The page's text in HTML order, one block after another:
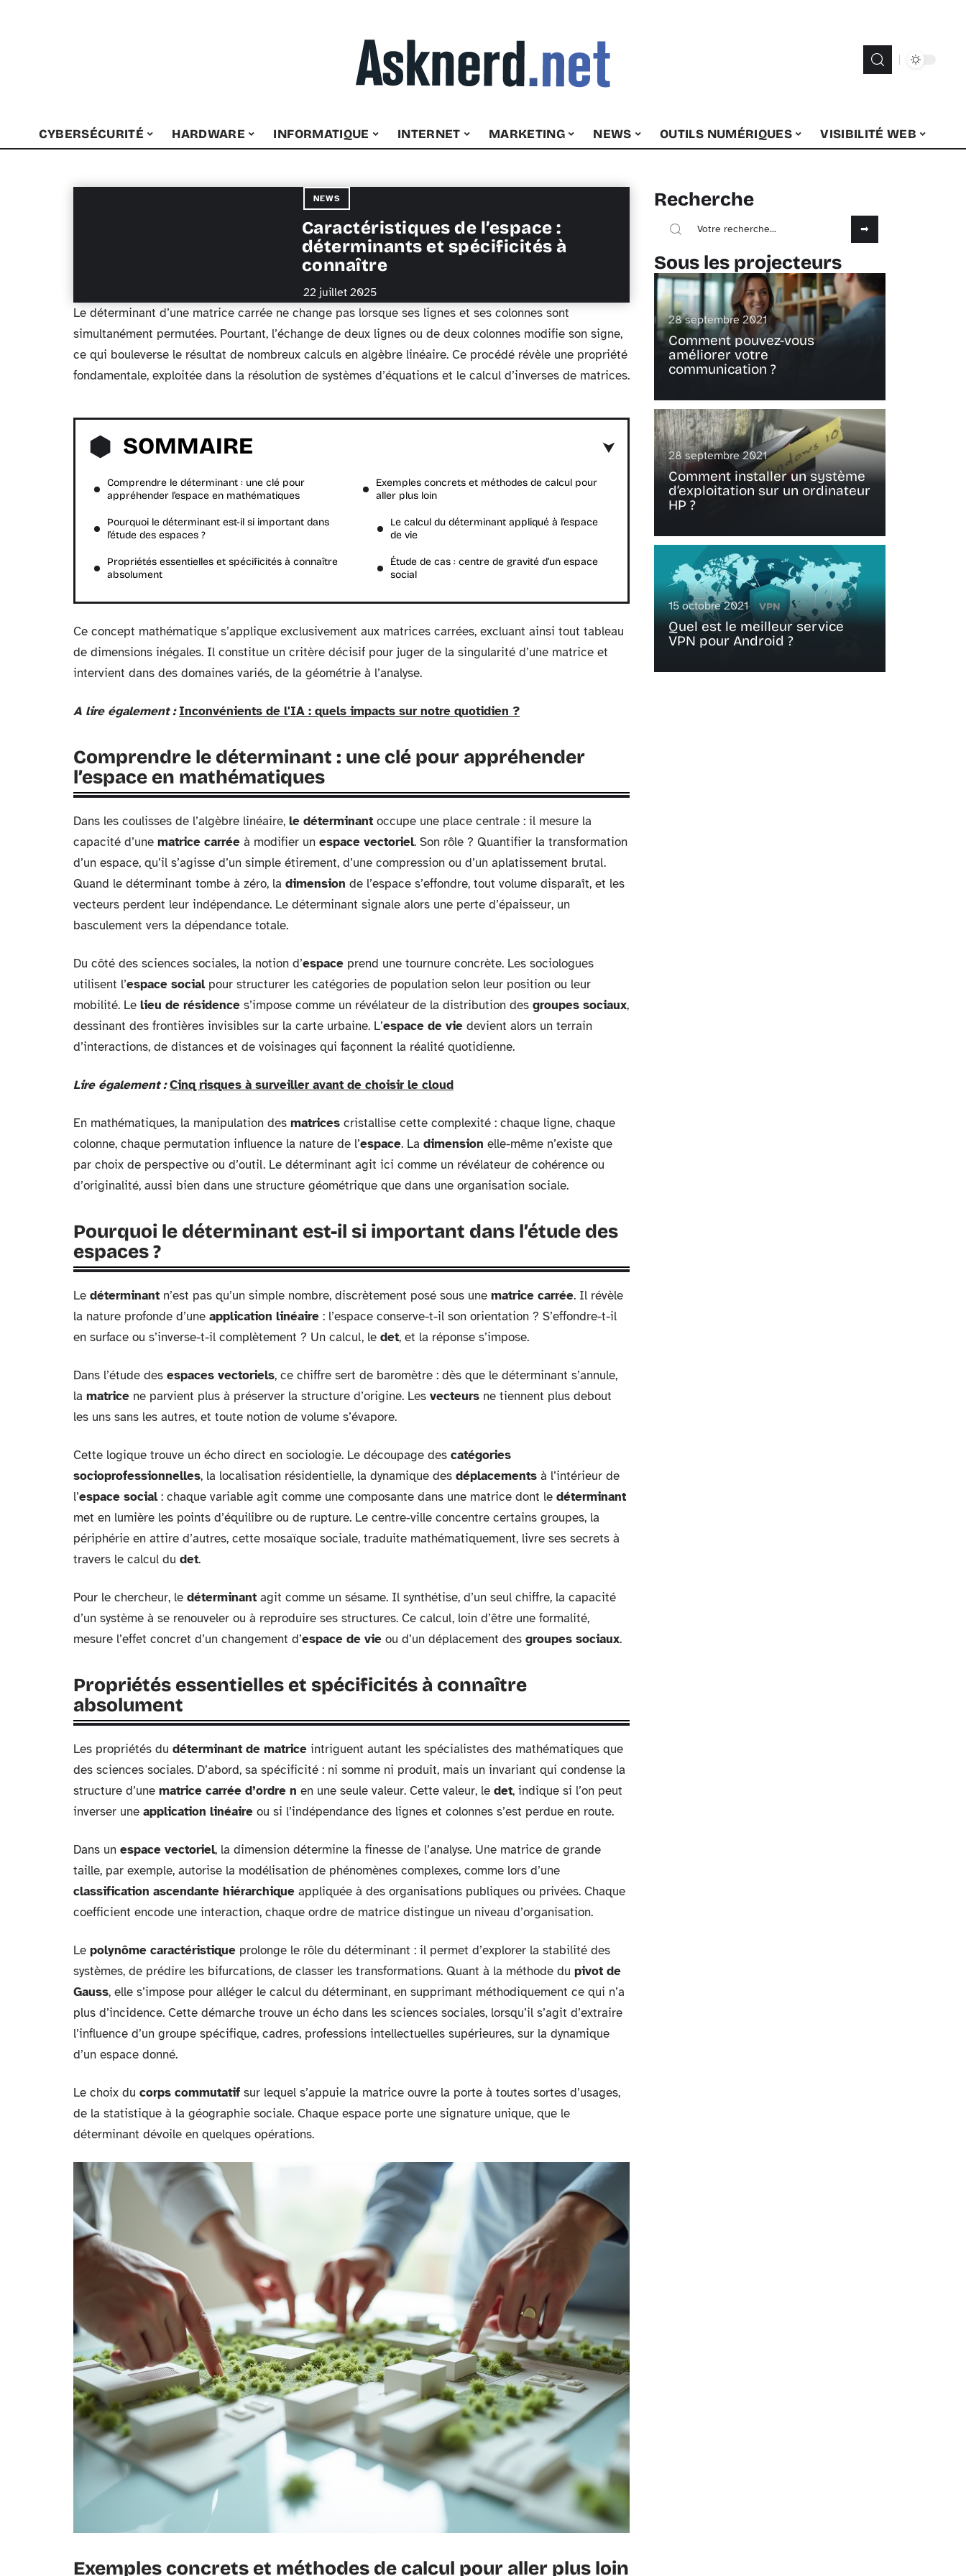
CYBERSÉCURITÉ HARDWARE INFORMATIQUE INTERNET MARKETING NEWS OUTILS NUMÉRIQUES VISIBILITÉ WEB
NEWS
Caractéristiques de l’espace :
déterminants et spécificités à
connaître
22 juillet 2025
Le déterminant d’une matrice carrée ne change pas lorsque ses lignes et ses colonnes sont
simultanément permutées. Pourtant, l’échange de deux lignes ou de deux colonnes modifie son signe,
ce qui bouleverse le résultat de nombreux calculs en algèbre linéaire. Ce procédé révèle une propriété
fondamentale, exploitée dans la résolution de systèmes d’équations et le calcul d’inverses de matrices.
SOMMAIRE
Comprendre le déterminant : une clé pour
appréhender l’espace en mathématiques
Pourquoi le déterminant est-il si important dans
l’étude des espaces ?
Propriétés essentielles et spécificités à connaître
absolument
Exemples concrets et méthodes de calcul pour
aller plus loin
Le calcul du déterminant appliqué à l’espace
de vie
Étude de cas : centre de gravité d’un espace
social
Ce concept mathématique s’applique exclusivement aux matrices carrées, excluant ainsi tout tableau
de dimensions inégales. Il constitue un critère décisif pour juger de la singularité d’une matrice et
intervient dans des domaines variés, de la géométrie à l’analyse.
A lire également : Inconvénients de l'IA : quels impacts sur notre quotidien ?
Comprendre le déterminant : une clé pour appréhender
l’espace en mathématiques
Dans les coulisses de l’algèbre linéaire, le déterminant occupe une place centrale : il mesure la
capacité d’une matrice carrée à modifier un espace vectoriel. Son rôle ? Quantifier la transformation
d’un espace, qu’il s’agisse d’un simple étirement, d’une compression ou d’un aplatissement brutal.
Quand le déterminant tombe à zéro, la dimension de l’espace s’effondre, tout volume disparaît, et les
vecteurs perdent leur indépendance. Le déterminant signale alors une perte d’épaisseur, un
basculement vers la dépendance totale.
Du côté des sciences sociales, la notion d’espace prend une tournure concrète. Les sociologues
utilisent l’espace socialpour structurer les catégories de population selon leur position ou leur
mobilité. Le lieu de résidence s’impose comme un révélateur de la distribution des groupes sociaux,
dessinant des frontières invisibles sur la carte urbaine. L’espace de vie devient alors un terrain
d’interactions, de distances et de voisinages qui façonnent la réalité quotidienne.
Lire également : Cinq risques à surveiller avant de choisir le cloud
En mathématiques, la manipulation des matrices cristallise cette complexité : chaque ligne, chaque
colonne, chaque permutation influence la nature de l’espace. La dimension elle-même n’existe que
par choix de perspective ou d’outil. Le déterminant agit ici comme un révélateur de cohérence ou
d’originalité, aussi bien dans une structure géométrique que dans une organisation sociale.
Pourquoi le déterminant est-il si important dans l’étude des
espaces ?
Le déterminant n’est pas qu’un simple nombre, discrètement posé sous une matrice carrée. Il révèle
la nature profonde d’une application linéaire : l’espace conserve-t-il son orientation ? S’effondre-t-il
en surface ou s’inverse-t-il complètement ? Un calcul, le det, et la réponse s’impose.
Dans l’étude des espaces vectoriels, ce chiffre sert de baromètre : dès que le déterminant s’annule,
la matrice ne parvient plus à préserver la structure d’origine. Les vecteurs ne tiennent plus debout
les uns sans les autres, et toute notion de volume s’évapore.
Cette logique trouve un écho direct en sociologie. Le découpage des catégories
socioprofessionnelles, la localisation résidentielle, la dynamique des déplacements à l’intérieur de
l’espace social: chaque variable agit comme une composante dans une matrice dont le déterminant
met en lumière les points d’équilibre ou de rupture. Le centre-ville concentre certains groupes, la
périphérie en attire d’autres, cette mosaïque sociale, traduite mathématiquement, livre ses secrets à
travers le calcul du det.
Pour le chercheur, le déterminant agit comme un sésame. Il synthétise, d’un seul chiffre, la capacité
d’un système à se renouveler ou à reproduire ses structures. Ce calcul, loin d’être une formalité,
mesure l’effet concret d’un changement d’espace de vie ou d’un déplacement des groupes sociaux.
Propriétés essentielles et spécificités à connaître
absolument
Les propriétés du déterminant de matrice intriguent autant les spécialistes des mathématiques que
des sciences sociales. D’abord, sa spécificité : ni somme ni produit, mais un invariant qui condense la
structure d’une matrice carrée d’ordre n en une seule valeur. Cette valeur, le det, indique si l’on peut
inverser une application linéaire ou si l’indépendance des lignes et colonnes s’est perdue en route.
Dans un espace vectoriel, la dimension détermine la finesse de l’analyse. Une matrice de grande
taille, par exemple, autorise la modélisation de phénomènes complexes, comme lors d’une
classification ascendante hiérarchique appliquée à des organisations publiques ou privées. Chaque
coefficient encode une interaction, chaque ordre de matrice distingue un niveau d’organisation.
Le polynôme caractéristique prolonge le rôle du déterminant : il permet d’explorer la stabilité des
systèmes, de prédire les bifurcations, de classer les transformations. Quant à la méthode du pivot de
Gauss, elle s’impose pour alléger le calcul du déterminant, en supprimant méthodiquement ce qui n’a
plus d’incidence. Cette démarche trouve un écho dans les sciences sociales, lorsqu’il s’agit d’extraire
l’influence d’un groupe spécifique, cadres, professions intellectuelles supérieures, sur la dynamique
d’un espace donné.
Le choix du corps commutatif sur lequel s’appuie la matrice ouvre la porte à toutes sortes d’usages,
de la statistique à la géographie sociale. Chaque espace porte une signature unique, que le
déterminant dévoile en quelques opérations.
Exemples concrets et méthodes de calcul pour aller plus loin
Recherche
Sous les projecteurs
28 septembre 2021
Comment pouvez-vous
améliorer votre
communication ?
28 septembre 2021
Comment installer un système
d’exploitation sur un ordinateur
HP ?
15 octobre 2021
Quel est le meilleur service
VPN pour Android ?